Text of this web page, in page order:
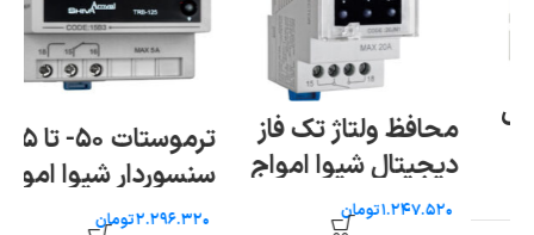
محافظ ولتاژ تک فاز
دیجیتال شیوا امواج
تومان
ترموستات ۵۰- تا ۱۲۵
سنسوردار شیوا امواج
تومان